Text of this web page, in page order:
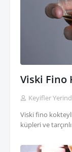
Viski Fino
Keyifler
Viski fino
küpleri ve